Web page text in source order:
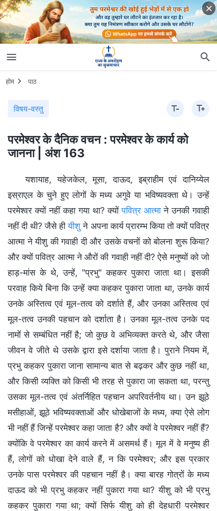
होम पाठ
विषय-वस्तु
परमेश्वर के दैनिक वचन : परमेश्वर के कार्य को
जानना | अंश 163
यशायाह, यहेजकेल, मूसा, दाऊद, इब्राहीम एवं दानिय्येल
इस्राएल के चुने हुए लोगों के मध्य अगुवे या भविष्यवक्ता थे। उन्हें
परमेश्वर क्यों नहीं कहा गया था? क्योंपवित्र आत्माने उनकी गवाही
नहीं दी थी? जैसे हीयीशुने अपना कार्य प्रारम्भ किया तो क्यों पवित्र
आत्मा ने यीशु की गवाही दी और उसके वचनों को बोलना शुरू किया?
और क्यों पवित्र आत्मा ने औरों की गवाही नहीं दी? ऐसे मनुष्यों को जो
हाड़-मांस के थे, उन्हें, "प्रभु" कहकर पुकारा जाता था। इसकी
परवाह किये बिना कि उन्हें क्या कहकर पुकारा जाता था, उनके कार्य
उनके अस्तित्व एवं मूल-तत्व को दर्शाते हैं, और उनका अस्तित्व एवं
मूल-तत्व उनकी पहचान को दर्शाता है। उनका मूल-तत्व उनके पद
नामों से सम्बंधित नहीं है; जो कुछ वे अभिव्यक्त करते थे, और जैसा
जीवन वे जीते थे उसके द्वारा इसे दर्शाया जाता है। पुराने नियम में,
प्रभु कहकर पुकारा जाना सामान्य बात से बढ़कर और कुछ नहीं था,
और किसी व्यक्ति को किसी भी तरह से पुकारा जा सकता था, परन्तु
उसका मूल-तत्व एवं अंतर्निहित पहचान अपरिवर्तनीय था। उन झूठे
मसीहाओं, झूठे भविष्यवक्ताओं और धोखेबाजों के मध्य, क्या ऐसे लोग
भी नहीं हैं जिन्हें परमेश्वर कहा जाता है? और क्यों वे परमेश्वर नहीं हैं?
क्योंकि वे परमेश्वर का कार्य करने में असमर्थ हैं। मूल में वे मनुष्य ही
हैं, लोगों को धोखा देने वाले हैं, न कि परमेश्वर; और इस प्रकार
उनके पास परमेश्वर की पहचान नहीं है। क्या बारह गोत्रों के मध्य
दाऊद को भी प्रभु कहकर नहीं पुकारा गया था? यीशु को भी प्रभु
कहकर पुकारा गया था; क्यों सिर्फ यीशु को ही देहधारी परमेश्वर